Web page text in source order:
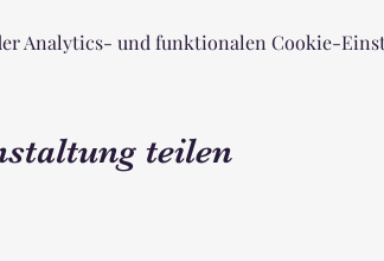
Analytics- und funktionalen Cookie-
teilen